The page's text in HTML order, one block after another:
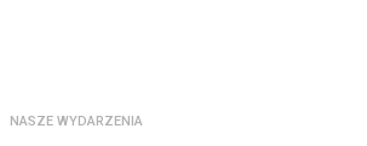
NASZE WYDARZENIA